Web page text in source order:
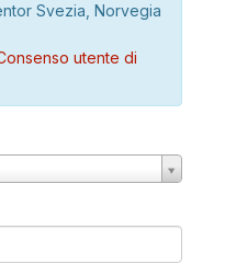
Svezia, Norvegia
utente di